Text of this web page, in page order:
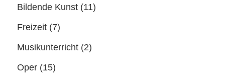
Bildende Kunst (11)
Freizeit (7)
Musikunterricht (2)
Oper (15)